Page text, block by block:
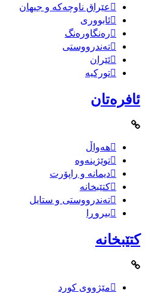
عێراق ناوچەکە و جیهان
ئابووری
رەنگاورەنگ
تەندرووستی
ئێران
تورکیە
ئافرەتان
هەواڵ
توێژینەوە
دیمانە و راپۆرت
کتێبخانە
تەندرووستی و ستایل
بیروڕا
کتێبخانە
مێژووى کورد